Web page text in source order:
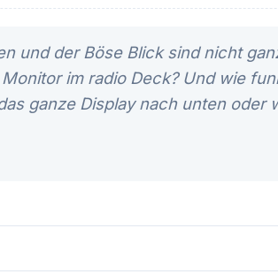
und der Böse Blick sind nicht
im radio Deck? Und wie
ganze Display nach unten oder